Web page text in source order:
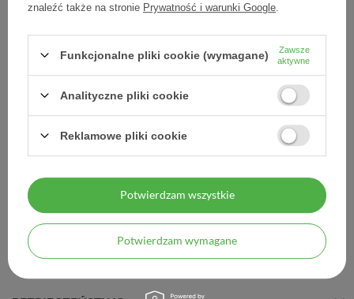
Lagosa Triplex 20 kaps
2,08 zł / szt.
MOJE ZAMÓWIENIE
MOJE KONTO
INFORMACJE
znaleźć także na stronie Prywatność i warunki Google
Funkcjonalne pliki cookie (wymagane)
Zawsze
aktywne
Analityczne pliki cookie
Reklamowe pliki cookie
Potwierdzam wymagane
Potwierdzam wszystkie